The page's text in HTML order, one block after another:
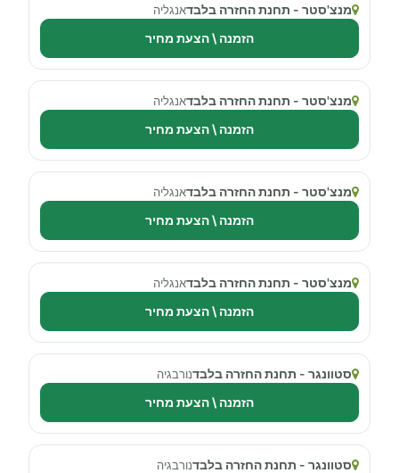
מנצ'סטר - תחנת החזרה בלבדאנגליה
הזמנה \ הצעת מחיר
מנצ'סטר - תחנת החזרה בלבדאנגליה
הזמנה \ הצעת מחיר
מנצ'סטר - תחנת החזרה בלבדאנגליה
הזמנה \ הצעת מחיר
מנצ'סטר - תחנת החזרה בלבדאנגליה
הזמנה \ הצעת מחיר
סטוונגר - תחנת החזרה בלבדנורבגיה
הזמנה \ הצעת מחיר
סטוונגר - תחנת החזרה בלבדנורבגיה